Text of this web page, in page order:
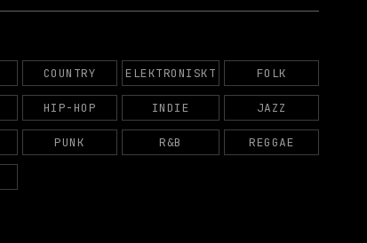
COUNTRY ELEKTRONISKT FOLK
HIP-HOP INDIE JAZZ
PUNK R&B REGGAE